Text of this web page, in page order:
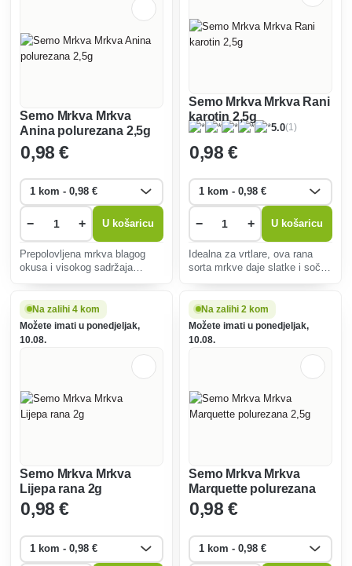
Semo Mrkva Mrkva
Anina polurezana 2,5g
0,98 €
− + U košaricu
Prepolovljena mrkva blagog
okusa i visokog sadržaja
i pečenju. Otporan na
uobičajene bolesti.
Semo Mrkva Mrkva Rani
karotin 2,5g
5.0(1)
0,98 €
− + U košaricu
Idealna za vrtlare, ova rana
sorta mrkve daje slatke i sočne
jelo, kuhanje i sok.
Na zalihi 4 kom
Možete imati u ponedjeljak,
10.08.
Semo Mrkva Mrkva
Lijepa rana 2g
0,98 €
Na zalihi 2 kom
Možete imati u ponedjeljak,
10.08.
Semo Mrkva Mrkva
Marquette polurezana
2,5g
0,98 €